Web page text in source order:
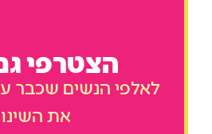
הצטרפי
לאלפי הנשים שכבר
את